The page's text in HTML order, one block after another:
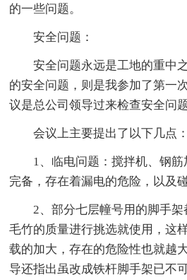
的一些问题。
安全问题：
安全问题永远是工地的重中
的安全问题，则是我参加了第一
议是总公司领导过来检查安全问
会议上主要提出了以下几点：
1、临电问题：搅拌机、钢
完备，存在着漏电的危险，以及
2、部分七层幢号用的脚手
毛竹的质量进行挑选就使用，这
载的加大，存在的危险性也就越
导还指出虽改成铁杆脚手架已不